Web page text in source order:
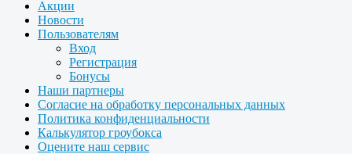
Акции
Новости
Пользователям
Вход
Регистрация
Бонусы
Наши партнеры
Согласие на обработку персональных данных
Политика конфиденциальности
Калькулятор гроубокса
Оцените наш сервис